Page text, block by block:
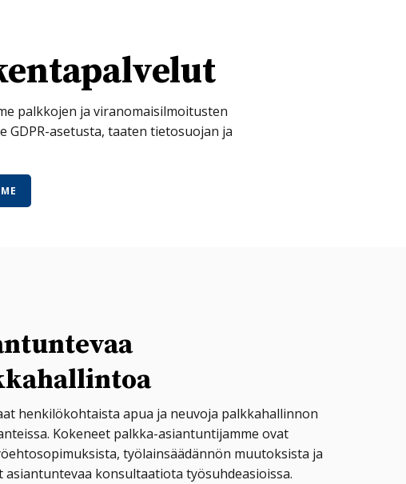
palkkojen ja viranomaisilmoitusten
asetusta, taaten tietosuojan ja
henkilökohtaista apua ja neuvoja palkkahallinnon
Kokeneet palkka-asiantuntijamme ovat
työlainsäädännön muutoksista ja
asiantuntevaa konsultaatiota työsuhdeasioissa.